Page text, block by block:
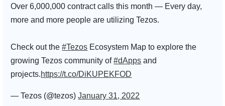
Over 6,000,000 contract calls this month — Every day,
more and more people are utilizing Tezos.
Check out the#Tezos Ecosystem Map to explore the
growing Tezos community of#dApps and
projects.https://t.co/DiKUPEKFOD
— Tezos (@tezos)January 31, 2022